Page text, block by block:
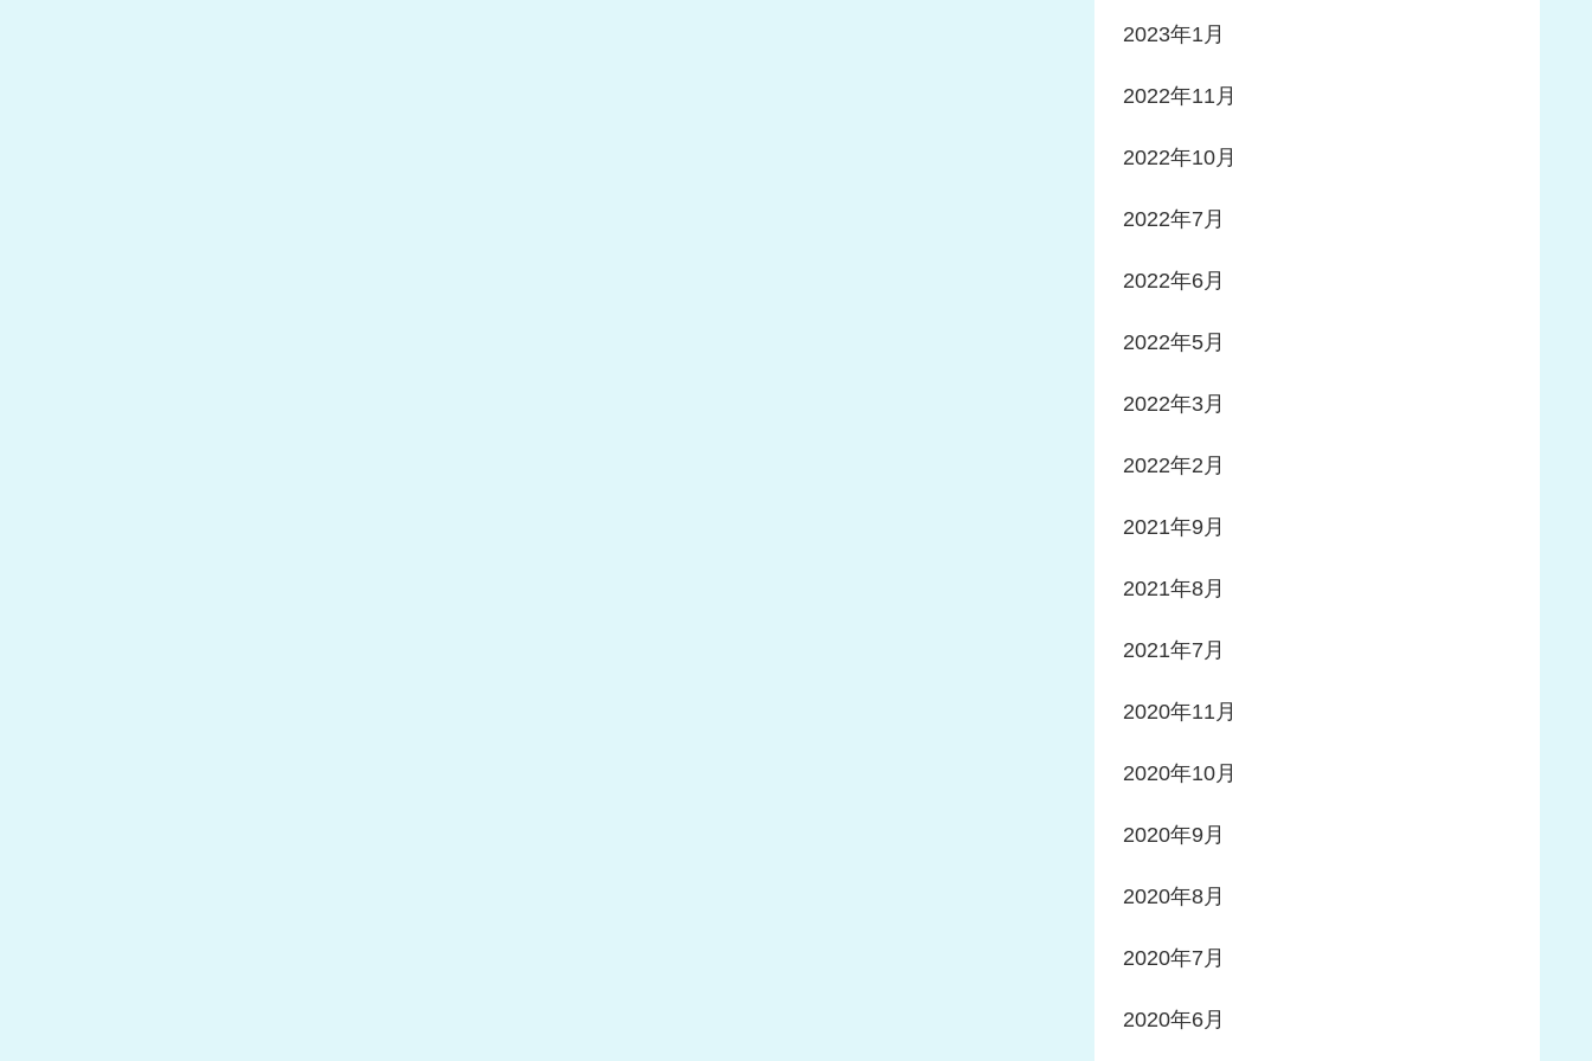
2023年1月
2022年11月
2022年10月
2022年7月
2022年6月
2022年5月
2022年3月
2022年2月
2021年9月
2021年8月
2021年7月
2020年11月
2020年10月
2020年9月
2020年8月
2020年7月
2020年6月